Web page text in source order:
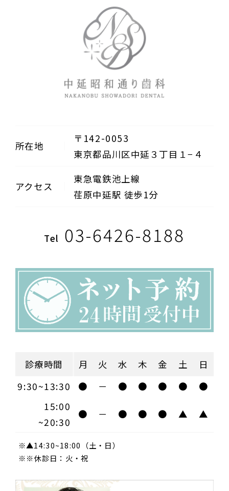
所在地
〒142-0053
東京都品川区中延３丁目１−４
アクセス
東急電鉄池上線
荏原中延駅 徒歩1分
Tel 03-6426-8188
診療時間 月 火 水 木 金 土
日
9:30~13:30
● － ● ● ● ●
●
15:00
~20:30
● － ● ● ● ▲ ▲
※▲14:30~18:00（土・日）
※※休診日：火・祝